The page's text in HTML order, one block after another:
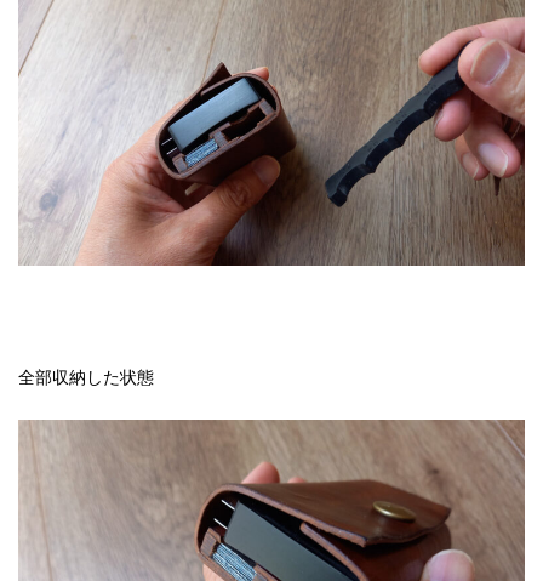
全部収納した状態